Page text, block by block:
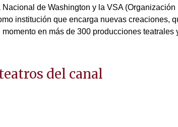
de Washington y la VSA
institución que encarga nuevas creaciones,
en más de 300 producciones
del canal